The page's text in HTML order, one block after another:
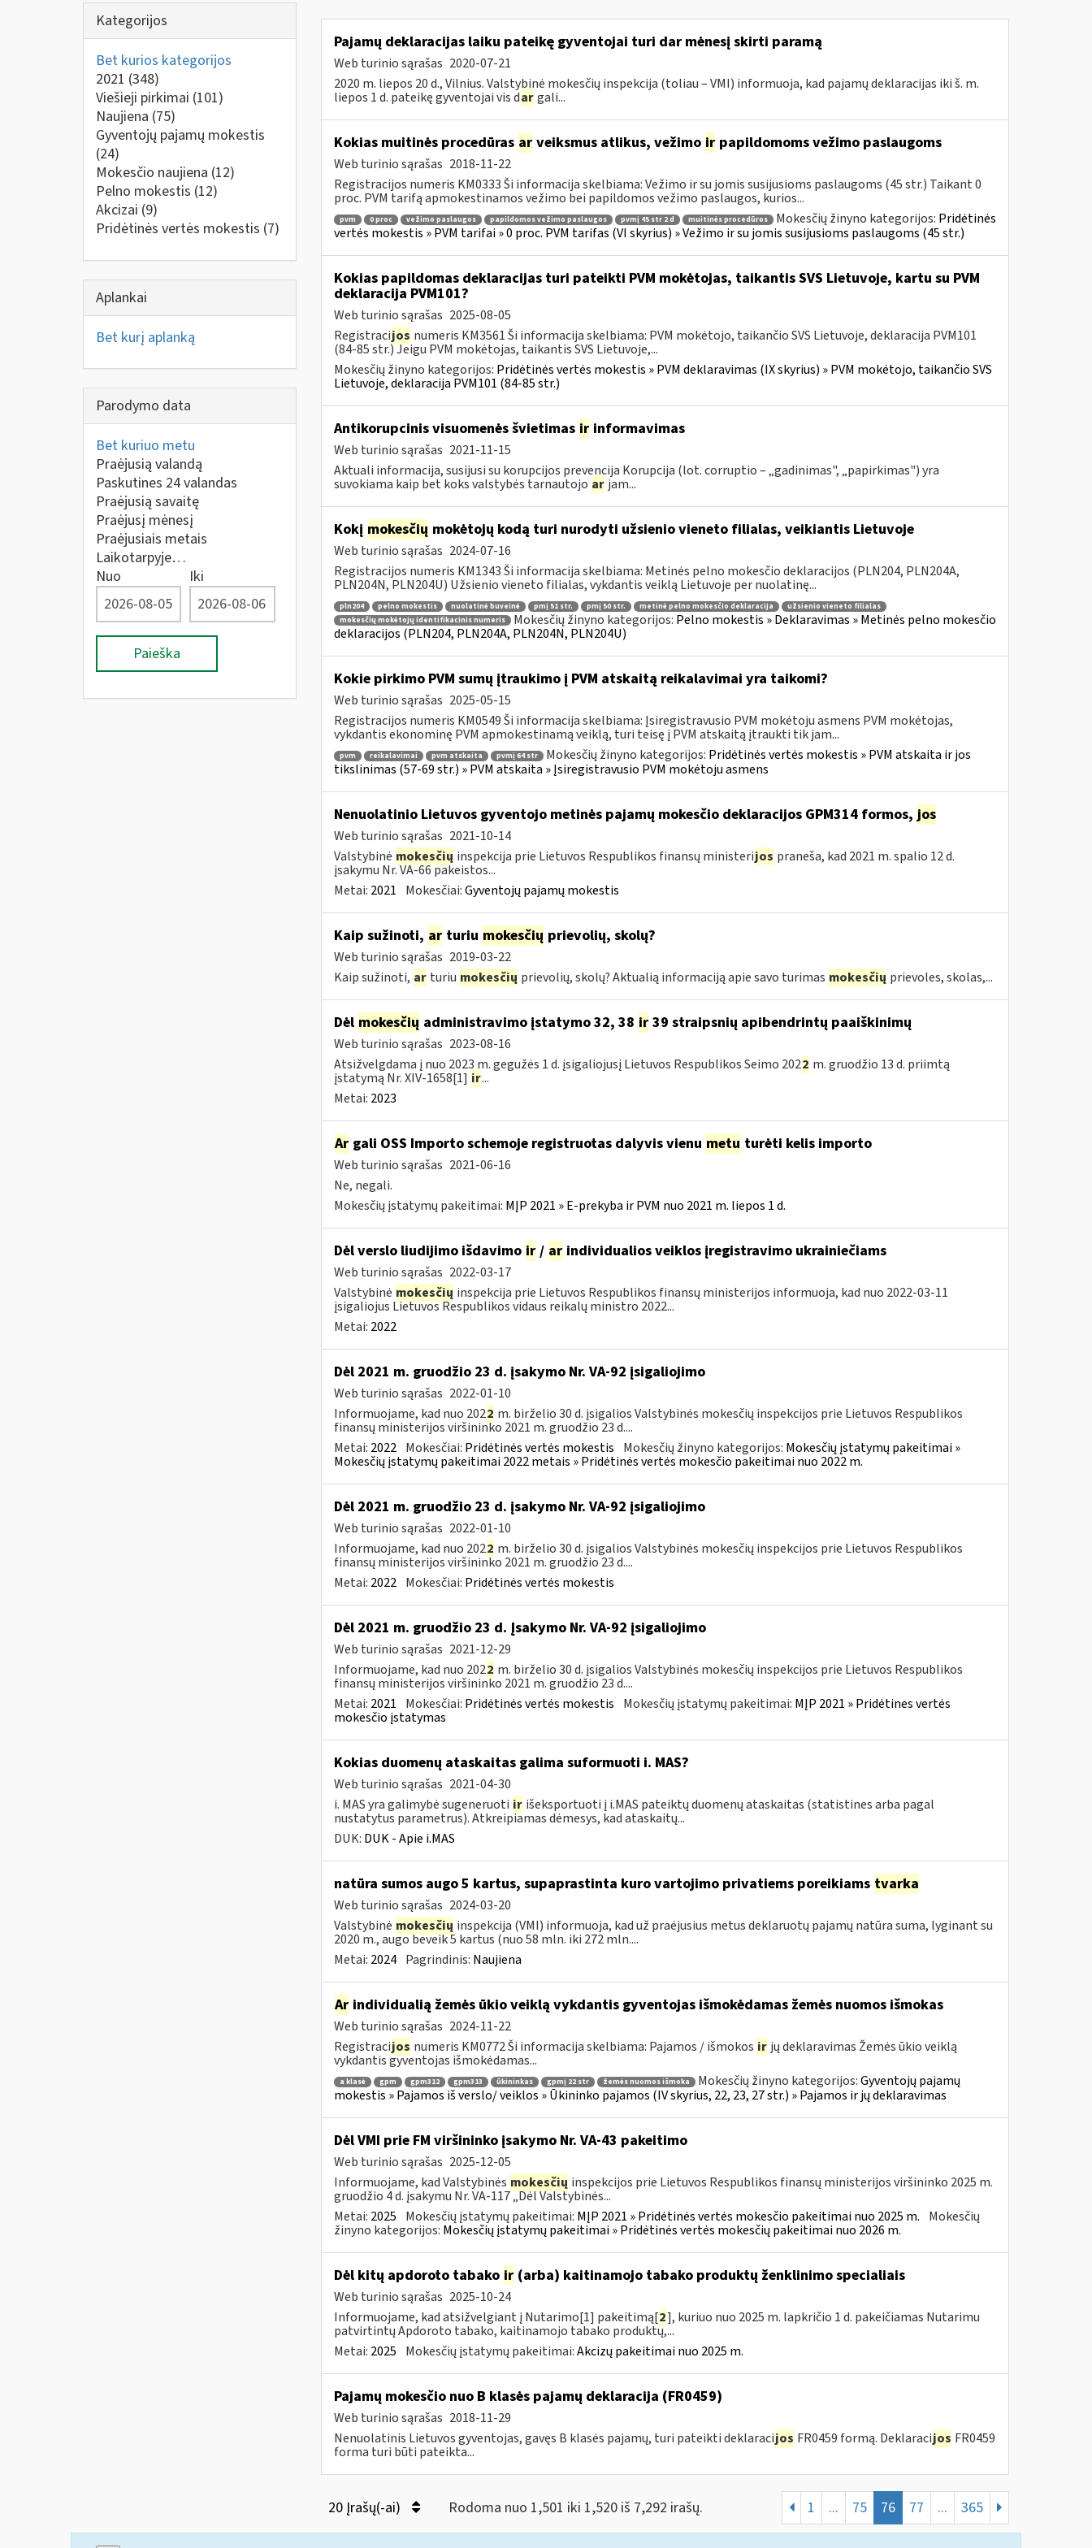
Kategorijos
Bet kurios kategorijos
2021 (348)
Viešieji pirkimai (101)
Naujiena (75)
Gyventojų pajamų mokestis
(24)
Mokesčio naujiena (12)
Pelno mokestis (12)
Akcizai (9)
Pridėtinės vertės mokestis (7)
Aplankai
Bet kurį aplanką
Parodymo data
Bet kuriuo metu
Praėjusią valandą
Paskutines 24 valandas
Praėjusią savaitę
Praėjusį mėnesį
Praėjusiais metais
Laikotarpyje…
Nuo
Iki
Paieška
Pajamų deklaracijas laiku pateikę gyventojai turi dar mėnesį skirti paramą
Web turinio sąrašas 2020-07-21
2020 m. liepos 20 d., Vilnius. Valstybinė mokesčių inspekcija (toliau – VMI) informuoja, kad pajamų deklaracijas iki š. m.
liepos 1 d. pateikę gyventojai vis dar gali...
Kokias muitinės procedūras arveiksmus atlikus, vežimo irpapildomoms vežimo paslaugoms
Web turinio sąrašas 2018-11-22
Registracijos numeris KM0333 Ši informacija skelbiama: Vežimo ir su jomis susijusioms paslaugoms (45 str.) Taikant 0
proc. PVM tarifą apmokestinamos vežimo bei papildomos vežimo paslaugos, kurios...
pvm 0 proc vežimo paslaugos papildomos vežimo paslaugos pvmį 45 str 2 d muitinės procedūros Mokesčių žinyno kategorijos: Pridėtinės
vertės mokestis » PVM tarifai » 0 proc. PVM tarifas (VI skyrius) » Vežimo ir su jomis susijusioms paslaugoms (45 str.)
Kokias papildomas deklaracijas turi pateikti PVM mokėtojas, taikantis SVS Lietuvoje, kartu su PVM
deklaracija PVM101?
Web turinio sąrašas 2025-08-05
Registracijos numeris KM3561 Ši informacija skelbiama: PVM mokėtojo, taikančio SVS Lietuvoje, deklaracija PVM101
(84-85 str.) Jeigu PVM mokėtojas, taikantis SVS Lietuvoje,...
Mokesčių žinyno kategorijos: Pridėtinės vertės mokestis » PVM deklaravimas (IX skyrius) » PVM mokėtojo, taikančio SVS
Lietuvoje, deklaracija PVM101 (84-85 str.)
Antikorupcinis visuomenės švietimas irinformavimas
Web turinio sąrašas 2021-11-15
Aktuali informacija, susijusi su korupcijos prevencija Korupcija (lot. corruptio – „gadinimas", „papirkimas") yra
suvokiama kaip bet koks valstybės tarnautojo ar jam...
Kokį mokesčių mokėtojų kodą turi nurodyti užsienio vieneto filialas, veikiantis Lietuvoje
Web turinio sąrašas 2024-07-16
Registracijos numeris KM1343 Ši informacija skelbiama: Metinės pelno mokesčio deklaracijos (PLN204, PLN204A,
PLN204N, PLN204U) Užsienio vieneto filialas, vykdantis veiklą Lietuvoje per nuolatinę...
pln204 pelno mokestis nuolatinė buveinė pmį 51 str. pmį 50 str. metinė pelno mokesčio deklaracija
užsienio vieneto filialas
mokesčių mokėtojų identifikacinis numeris
Mokesčių žinyno kategorijos: Pelno mokestis » Deklaravimas » Metinės pelno mokesčio
deklaracijos (PLN204, PLN204A, PLN204N, PLN204U)
Kokie pirkimo PVM sumų įtraukimo į PVM atskaitą reikalavimai yra taikomi?
Web turinio sąrašas 2025-05-15
Registracijos numeris KM0549 Ši informacija skelbiama: Įsiregistravusio PVM mokėtoju asmens PVM mokėtojas,
vykdantis ekonominę PVM apmokestinamą veiklą, turi teisę į PVM atskaitą įtraukti tik jam...
pvm reikalavimai pvm atskaita pvmį 64 str Mokesčių žinyno kategorijos: Pridėtinės vertės mokestis » PVM atskaita ir jos
tikslinimas (57-69 str.) » PVM atskaita » Įsiregistravusio PVM mokėtoju asmens
Nenuolatinio Lietuvos gyventojo metinės pajamų mokesčio deklaracijos GPM314 formos, jos
Web turinio sąrašas 2021-10-14
Valstybinė mokesčių inspekcija prie Lietuvos Respublikos finansų ministerijos praneša, kad 2021 m. spalio 12 d.
įsakymu Nr. VA-66 pakeistos...
Metai: 2021 Mokesčiai:Gyventojų pajamų mokestis
Kaip sužinoti, arturiu mokesčių prievolių, skolų?
Web turinio sąrašas 2019-03-22
Kaip sužinoti, ar turiu mokesčių prievolių, skolų? Aktualią informaciją apie savo turimas mokesčių prievoles, skolas,...
Dėl mokesčių administravimo įstatymo 32, 38 ir39 straipsnių apibendrintų paaiškinimų
Web turinio sąrašas 2023-08-16
Atsižvelgdama į nuo 2023 m. gegužės 1 d. įsigaliojusį Lietuvos Respublikos Seimo 2022 m. gruodžio 13 d. priimtą
įstatymą Nr. XIV-1658[1] ir...
Metai: 2023
Argali OSS Importo schemoje registruotas dalyvis vienu metu turėti kelis importo
Web turinio sąrašas 2021-06-16
Ne, negali.
Mokesčių įstatymų pakeitimai: MĮP 2021 » E-prekyba ir PVM nuo 2021 m. liepos 1 d.
Dėl verslo liudijimo išdavimo ir/ arindividualios veiklos įregistravimo ukrainiečiams
Web turinio sąrašas 2022-03-17
Valstybinė mokesčių inspekcija prie Lietuvos Respublikos finansų ministerijos informuoja, kad nuo 2022-03-11
įsigaliojus Lietuvos Respublikos vidaus reikalų ministro 2022...
Metai: 2022
Dėl 2021 m. gruodžio 23 d. įsakymo Nr. VA-92 įsigaliojimo
Web turinio sąrašas 2022-01-10
Informuojame, kad nuo 2022 m. birželio 30 d. įsigalios Valstybinės mokesčių inspekcijos prie Lietuvos Respublikos
finansų ministerijos viršininko 2021 m. gruodžio 23 d....
Metai: 2022 Mokesčiai: Pridėtinės vertės mokestis Mokesčių žinyno kategorijos: Mokesčių įstatymų pakeitimai »
Mokesčių įstatymų pakeitimai 2022 metais » Pridėtinės vertės mokesčio pakeitimai nuo 2022 m.
Dėl 2021 m. gruodžio 23 d. įsakymo Nr. VA-92 įsigaliojimo
Web turinio sąrašas 2022-01-10
Informuojame, kad nuo 2022 m. birželio 30 d. įsigalios Valstybinės mokesčių inspekcijos prie Lietuvos Respublikos
finansų ministerijos viršininko 2021 m. gruodžio 23 d....
Metai: 2022 Mokesčiai: Pridėtinės vertės mokestis
Dėl 2021 m. gruodžio 23 d. Įsakymo Nr. VA-92 įsigaliojimo
Web turinio sąrašas 2021-12-29
Informuojame, kad nuo 2022 m. birželio 30 d. įsigalios Valstybinės mokesčių inspekcijos prie Lietuvos Respublikos
finansų ministerijos viršininko 2021 m. gruodžio 23 d....
Metai: 2021 Mokesčiai: Pridėtinės vertės mokestis Mokesčių įstatymų pakeitimai: MĮP 2021 » Pridėtines vertės
mokesčio įstatymas
Kokias duomenų ataskaitas galima suformuoti i. MAS?
Web turinio sąrašas 2021-04-30
i. MAS yra galimybė sugeneruoti ir išeksportuoti į i.MAS pateiktų duomenų ataskaitas (statistines arba pagal
nustatytus parametrus). Atkreipiamas dėmesys, kad ataskaitų...
DUK: DUK - Apie i.MAS
natūra sumos augo 5 kartus, supaprastinta kuro vartojimo privatiems poreikiams tvarka
Web turinio sąrašas 2024-03-20
Valstybinė mokesčių inspekcija (VMI) informuoja, kad už praėjusius metus deklaruotų pajamų natūra suma, lyginant su
2020 m., augo beveik 5 kartus (nuo 58 mln. iki 272 mln....
Metai: 2024 Pagrindinis: Naujiena
Arindividualią žemės ūkio veiklą vykdantis gyventojas išmokėdamas žemės nuomos išmokas
Web turinio sąrašas 2024-11-22
Registracijos numeris KM0772 Ši informacija skelbiama: Pajamos / išmokos ir jų deklaravimas Žemės ūkio veiklą
vykdantis gyventojas išmokėdamas...
a klasė gpm gpm312 gpm313 ūkininkas gpmį 22 str žemės nuomos išmoka Mokesčių žinyno kategorijos:Gyventojų pajamų
mokestis » Pajamos iš verslo/ veiklos » Ūkininko pajamos (IV skyrius, 22, 23, 27 str.) » Pajamos ir jų deklaravimas
Dėl VMI prie FM viršininko įsakymo Nr. VA-43 pakeitimo
Web turinio sąrašas 2025-12-05
Informuojame, kad Valstybinės mokesčių inspekcijos prie Lietuvos Respublikos finansų ministerijos viršininko 2025 m.
gruodžio 4 d. įsakymu Nr. VA-117 „Dėl Valstybinės...
Metai: 2025 Mokesčių įstatymų pakeitimai: MĮP 2021 » Pridėtinės vertės mokesčio pakeitimai nuo 2025 m. Mokesčių
žinyno kategorijos: Mokesčių įstatymų pakeitimai » Pridėtinės vertės mokesčių pakeitimai nuo 2026 m.
Dėl kitų apdoroto tabako ir(arba) kaitinamojo tabako produktų ženklinimo specialiais
Web turinio sąrašas 2025-10-24
Informuojame, kad atsižvelgiant į Nutarimo[1] pakeitimą[2], kuriuo nuo 2025 m. lapkričio 1 d. pakeičiamas Nutarimu
patvirtintų Apdoroto tabako, kaitinamojo tabako produktų,...
Metai: 2025 Mokesčių įstatymų pakeitimai:Akcizų pakeitimai nuo 2025 m.
Pajamų mokesčio nuo B klasės pajamų deklaracija (FR0459)
Web turinio sąrašas 2018-11-29
Nenuolatinis Lietuvos gyventojas, gavęs B klasės pajamų, turi pateikti deklaracijos FR0459 formą. Deklaracijos FR0459
forma turi būti pateikta...
20 Įrašų(-ai) Rodoma nuo 1,501 iki 1,520 iš 7,292 irašų. 1 ... 75 76 77 ... 365